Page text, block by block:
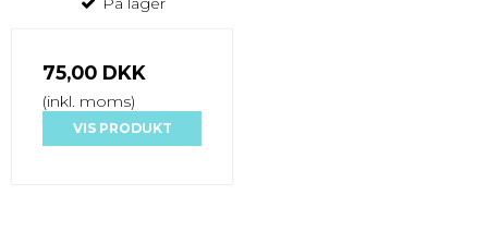
75,00 DKK
(inkl. moms)
VIS PRODUKT